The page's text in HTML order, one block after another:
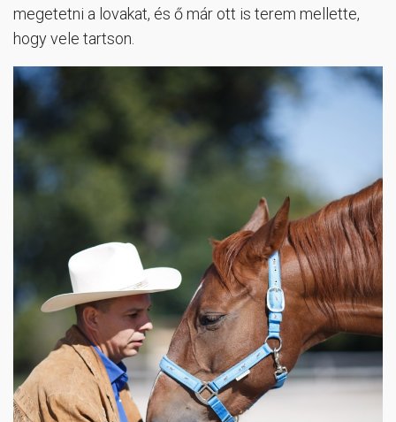
megetetni a lovakat, és ő már ott is terem mellette,
hogy vele tartson.